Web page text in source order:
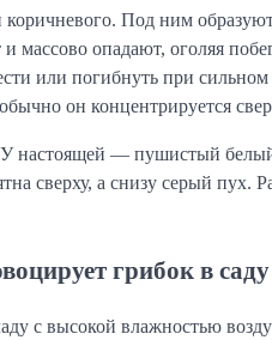
коричневого. Под ним
опадают, оголяя
или погибнуть при
он концентрируется
настоящей — пушистый белый
сверху, а снизу серый пух.
грибок в саду
с высокой влажностью